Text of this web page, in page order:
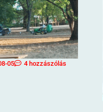
05 4 hozzászólás